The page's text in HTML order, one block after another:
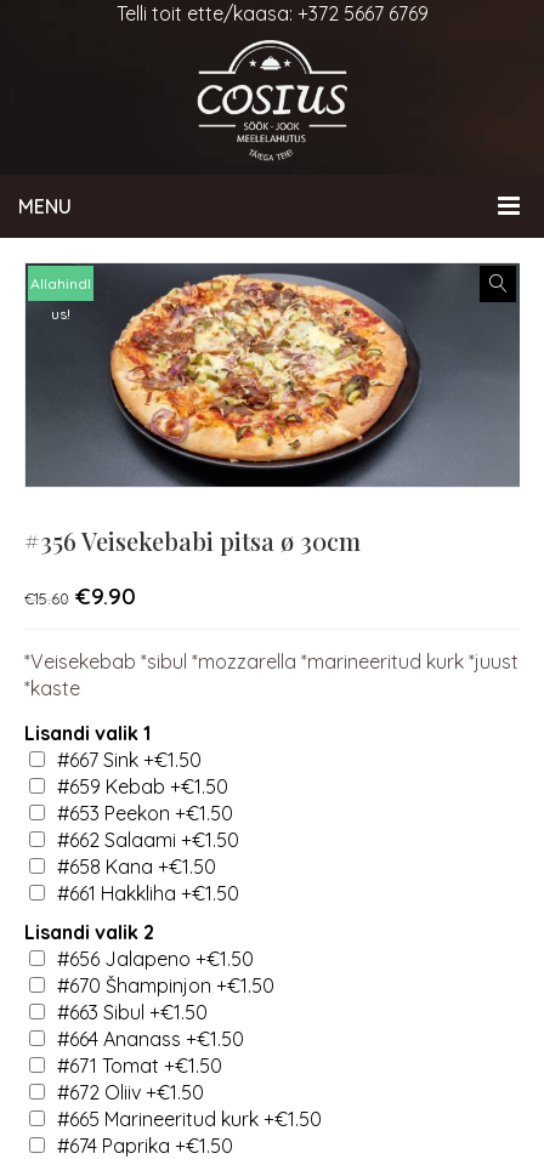
Telli toit ette/kaasa: +372 5667 6769
MENU
Allahindl
us!
#356 Veisekebabi pitsa ø 30cm
€15.60 €9.90
*Veisekebab *sibul *mozzarella *marineeritud kurk *juust
*kaste
Lisandi valik 1
#667 Sink +€1.50
#659 Kebab +€1.50
#653 Peekon +€1.50
#662 Salaami +€1.50
#658 Kana +€1.50
#661 Hakkliha +€1.50
Lisandi valik 2
#656 Jalapeno +€1.50
#670 Šhampinjon +€1.50
#663 Sibul +€1.50
#664 Ananass +€1.50
#671 Tomat +€1.50
#672 Oliiv +€1.50
#665 Marineeritud kurk +€1.50
#674 Paprika +€1.50